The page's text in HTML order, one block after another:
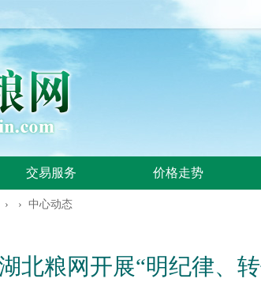
交易服务 价格走势
› › 中心动态
北粮网开展“明纪律、